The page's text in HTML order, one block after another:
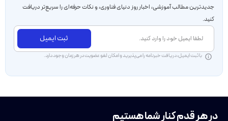
جدید‌ترین مطالب آموزشی، اخبار روز دنیای فناوری، و نکات حرفه‌ای را سریع‌تر دریافت
کنید.
ثبت ایمیل
با ثبت ایمیل، دریافت خبرنامه را می‌پذیرید و امکان لغو عضویت در هر زمان وجود دارد.
در هر قدم کنار شما هستیم